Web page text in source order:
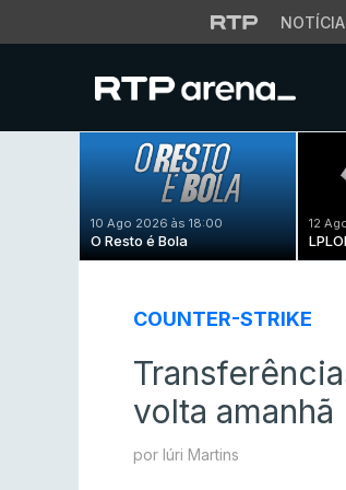
10 Ago 2026 às 18:00
O Resto é Bola
12
COUNTER-STRIKE
volta amanhã
por Iúri Martins